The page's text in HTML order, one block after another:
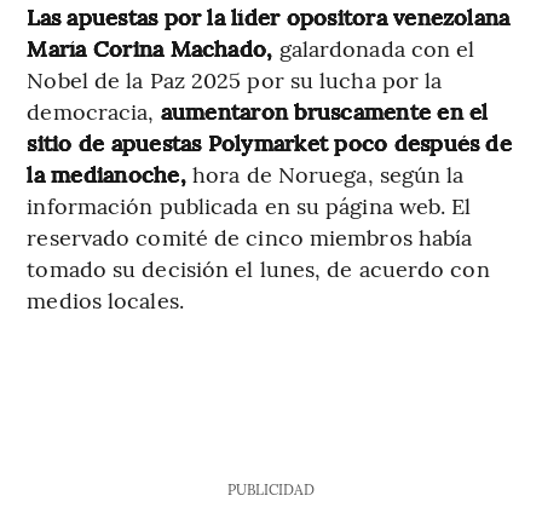
Las apuestas por la líder opositora venezolana
María Corina Machado, galardonada con el
Nobel de la Paz 2025 por su lucha por la
democracia, aumentaron bruscamente en el
sitio de apuestas Polymarket poco después de
la medianoche, hora de Noruega, según la
información publicada en su página web. El
reservado comité de cinco miembros había
tomado su decisión el lunes, de acuerdo con
medios locales.
PUBLICIDAD